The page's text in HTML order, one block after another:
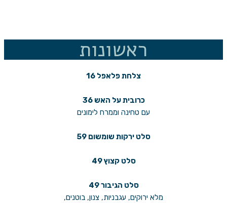
ראשונות
צלחת פלאפל 16
כרובית על האש 36
עם טחינה וממרח לימונים
סלט ירקות שומשום 59
סלט קצוץ 49
סלט הגיבור 49
מלא ירוקים, עגבניות, צנון, בוטנים,